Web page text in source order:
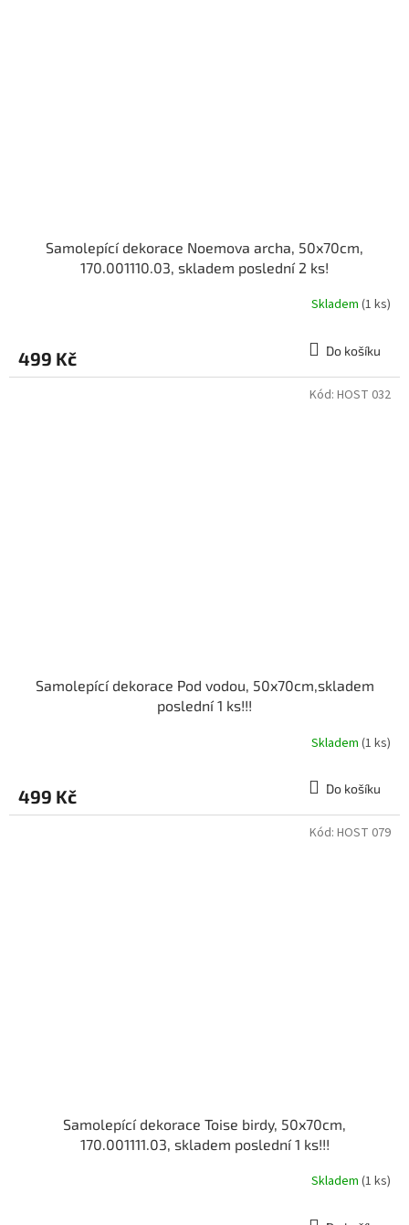
Samolepící dekorace Noemova archa, 50x70cm,
170.001110.03, skladem poslední 2 ks!
Skladem (1 ks)
499 Kč Do košíku
Samolepící dekorace Pod vodou, 50x70cm,skladem
poslední 1 ks!!!
Skladem (1 ks)
499 Kč Do košíku
Kód: HOST 032
Samolepící dekorace Toise birdy, 50x70cm,
170.001111.03, skladem poslední 1 ks!!!
Skladem (1 ks)
Kód: HOST 079